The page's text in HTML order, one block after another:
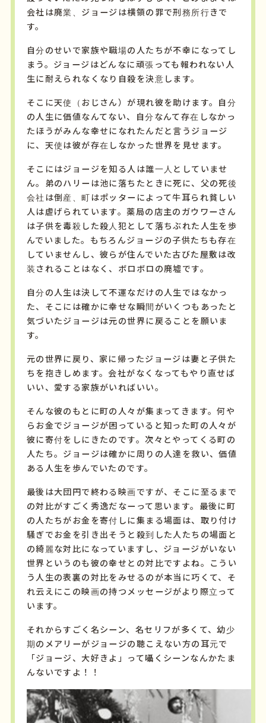
会社は廃業、ジョージは横領の罪で刑務所行きで
す。
自分のせいで家族や職場の人たちが不幸になってし
まう。ジョージはどんなに頑張っても報われない人
生に耐えられなくなり自殺を決意します。
そこに天使（おじさん）が現れ彼を助けます。自分
の人生に価値なんてない、自分なんて存在しなかっ
たほうがみんな幸せになれたんだと言うジョージ
に、天使は彼が存在しなかった世界を見せます。
そこにはジョージを知る人は誰一人としていませ
ん。弟のハリーは池に落ちたときに死に、父の死後
会社は倒産、町はポッターによって牛耳られ貧しい
人は虐げられています。薬局の店主のガウワーさん
は子供を毒殺した殺人犯として落ちぶれた人生を歩
んでいました。もちろんジョージの子供たちも存在
していませんし、彼らが住んでいた古びた屋敷は改
装されることはなく、ボロボロの廃墟です。
自分の人生は決して不運なだけの人生ではなかっ
た、そこには確かに幸せな瞬間がいくつもあったと
気づいたジョージは元の世界に戻ることを願いま
す。
元の世界に戻り、家に帰ったジョージは妻と子供た
ちを抱きしめます。会社がなくなってもやり直せば
いい、愛する家族がいればいい。
そんな彼のもとに町の人々が集まってきます。何や
らお金でジョージが困っていると知った町の人々が
彼に寄付をしにきたのです。次々とやってくる町の
人たち。ジョージは確かに周りの人達を救い、価値
ある人生を歩んでいたのです。
最後は大団円で終わる映画ですが、そこに至るまで
の対比がすごく秀逸だなーって思います。最後に町
の人たちがお金を寄付しに集まる場面は、取り付け
騒ぎでお金を引き出そうと殺到した人たちの場面と
の綺麗な対比になっていますし、ジョージがいない
世界というのも彼の幸せとの対比ですよね。こうい
う人生の表裏の対比をみせるのが本当に巧くて、そ
れ云えにこの映画の持つメッセージがより際立って
います。
それからすごく名シーン、名セリフが多くて、幼少
期のメアリーがジョージの聴こえない方の耳元で
「ジョージ、大好きよ」って囁くシーンなんかたま
んないですよ！！